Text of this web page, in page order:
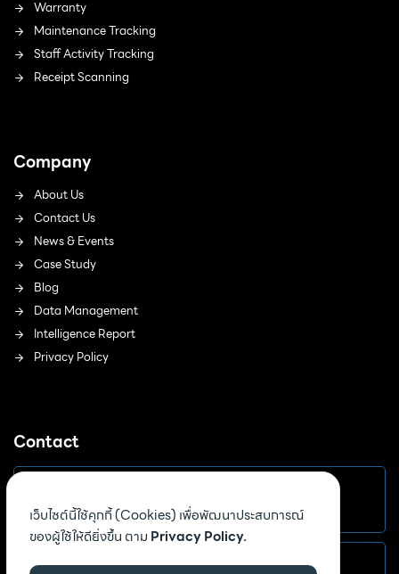
Warranty
Maintenance Tracking
Staff Activity Tracking
Receipt Scanning
Company
About Us
Contact Us
News & Events
Case Study
Blog
Data Management
Intelligence Report
Privacy Policy
Contact
sales@birthnote.co
Address
เว็บไซต์นี้ใช้คุกกี้ (Cookies) เพื่อพัฒนาประสบการณ์
ของผู้ใช้ให้ดียิ่งขึ้น ตาม Privacy Policy.